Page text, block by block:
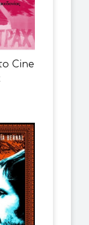
Cine